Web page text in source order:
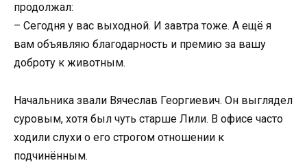
продолжал:
– Сегодня у вас выходной. И завтра тоже. А ещё я
вам объявляю благодарность и премию за вашу
доброту к животным.
Начальника звали Вячеслав Георгиевич. Он выглядел
суровым, хотя был чуть старше Лили. В офисе часто
ходили слухи о его строгом отношении к
подчинённым.